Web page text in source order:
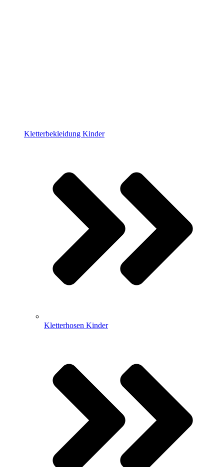
Kletterbekleidung Kinder
Kletterhosen Kinder